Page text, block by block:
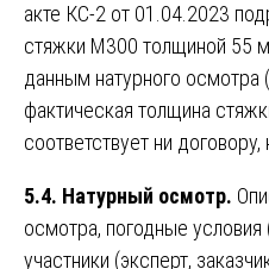
акте КС-2 от 01.04.2023
стяжки М300 толщиной 55
данным натурного осмотра
фактическая толщина
соответствует ни договору,
5.4. Натурный осмотр.
осмотра, погодные условия
участники (эксперт,